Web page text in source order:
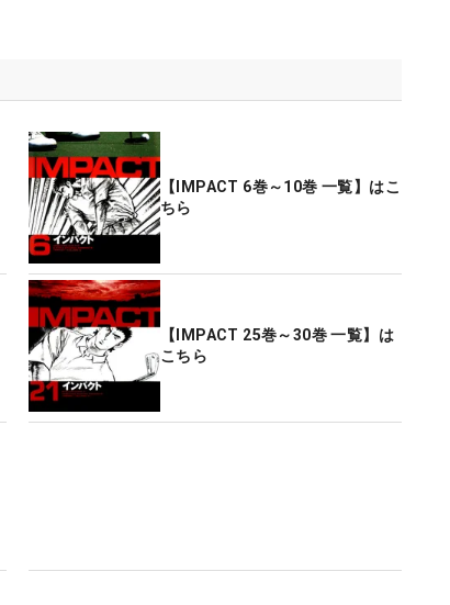
【IMPACT 6巻～10巻 一覧】はこ
ちら
【IMPACT 25巻～30巻 一覧】は
こちら